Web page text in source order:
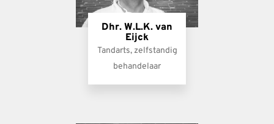
Dhr. W.L.K. van
Eijck
Tandarts, zelfstandig
behandelaar